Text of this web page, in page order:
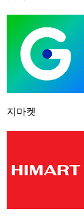
지마켓